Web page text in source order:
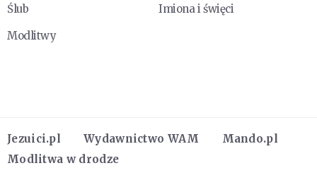
Ślub
Imiona i święci
Modlitwy
Jezuici.pl Wydawnictwo WAM
Mando.pl
Modlitwa w drodze